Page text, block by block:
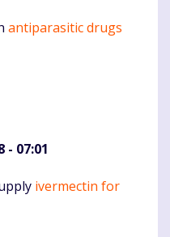
antiparasitic drugs
- 07:01
ivermectin for